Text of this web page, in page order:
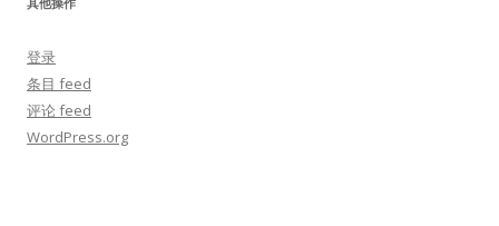
登录
条目 feed
评论 feed
WordPress.org